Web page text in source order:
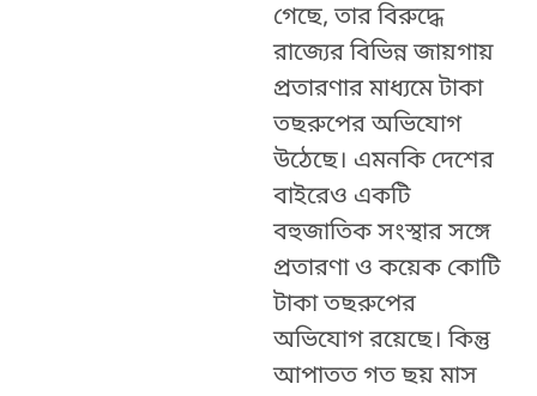
গেছে, তার বিরুদ্ধে
রাজ্যের বিভিন্ন জায়গায়
প্রতারণার মাধ্যমে টাকা
তছরুপের অভিযোগ
উঠেছে। এমনকি দেশের
বাইরেও একটি
বহুজাতিক সংস্থার সঙ্গে
প্রতারণা ও কয়েক কোটি
টাকা তছরুপের
অভিযোগ রয়েছে। কিন্তু
আপাতত গত ছয় মাস